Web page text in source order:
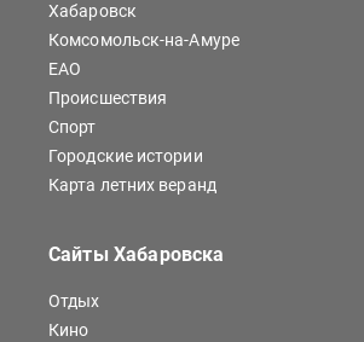
Хабаровск
Комсомольск-на-Амуре
ЕАО
Происшествия
Спорт
Городские истории
Карта летних веранд
Сайты Хабаровска
Отдых
Кино